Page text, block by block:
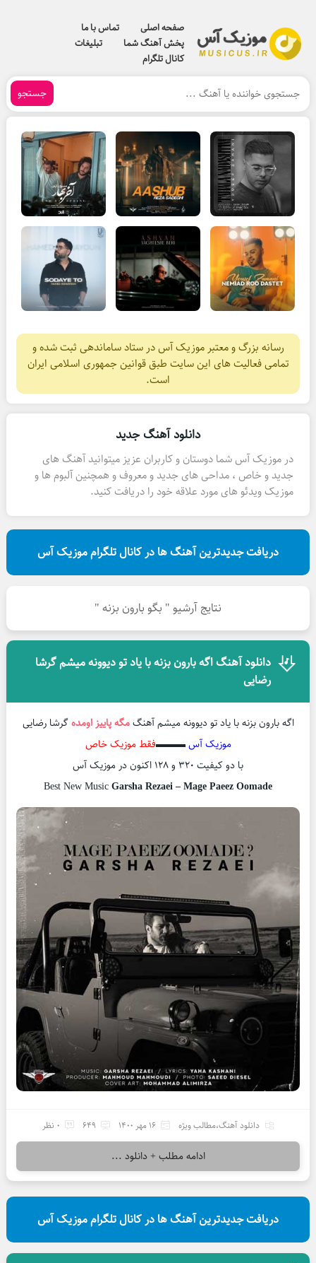
صفحه اصلی
تماس با ما
پخش آهنگ شما
تبلیغات
کانال تلگرام
جستجو
رسانه بزرگ و معتبر موزیک آس در ستاد ساماندهی ثبت شده و
تمامی فعالیت های این سایت طبق قوانین جمهوری اسلامی ایران
است.
دانلود آهنگ جدید
در موزیک آس شما دوستان و کاربران عزیز میتوانید آهنگ های
جدید و خاص ، مداحی های جدید و معروف و همچنین آلبوم ها و
موزیک ویدئو های مورد علاقه خود را دریافت کنید.
دریافت جدیدترین آهنگ ها در کانال تلگرام موزیک آس
نتایج آرشیو " بگو بارون بزنه "
دانلود آهنگ اگه بارون بزنه با یاد تو دیوونه میشم گرشا
رضایی
اگه بارون بزنه با یاد تو دیوونه میشم آهنگمگه پاییز اومدهگرشا رضایی
موزیک آس▬▬▬فقط موزیک خاص
با دو کیفیت ۳۲۰ و ۱۲۸ اکنون در موزیک آس
Best New MusicGarsha Rezaei – Mage Paeez Oomade
دانلود آهنگ،مطالب ویژه 16 مهر 1400 649 0 نظر
ادامه مطلب + دانلود ...
دریافت جدیدترین آهنگ ها در کانال تلگرام موزیک آس